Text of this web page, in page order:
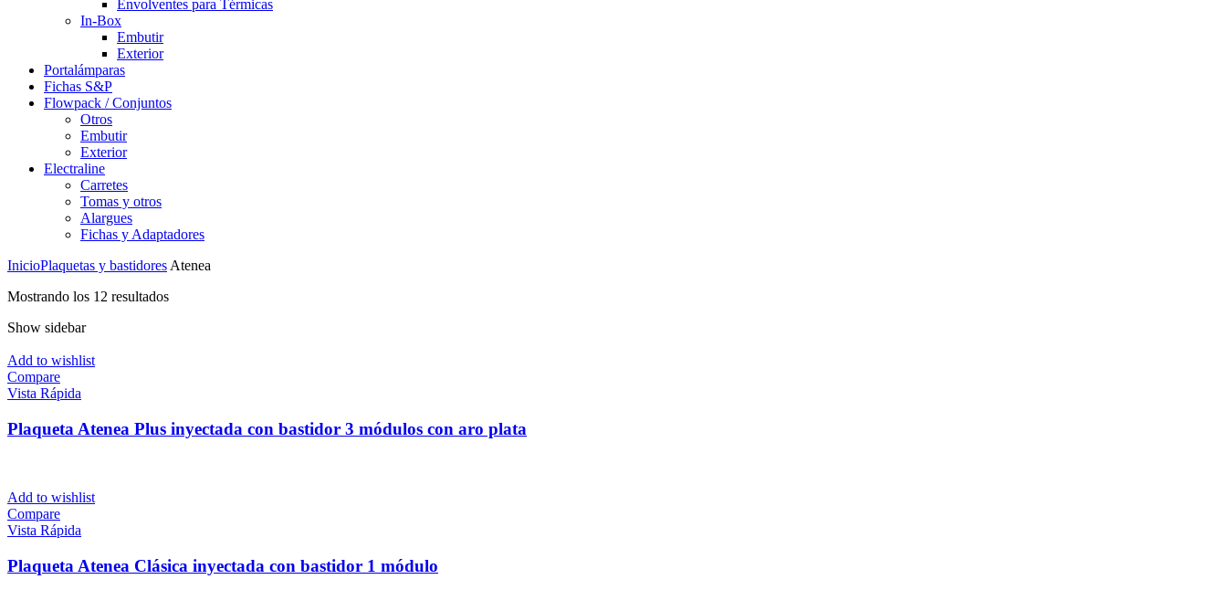
Envolventes para Térmicas
In-Box
Embutir
Exterior
Portalámparas
Fichas S&P
Flowpack / Conjuntos
Otros
Embutir
Exterior
Electraline
Carretes
Tomas y otros
Alargues
Fichas y Adaptadores
InicioPlaquetas y bastidoresAtenea
Mostrando los 12 resultados
Show sidebar
Add to wishlist
Compare
Vista Rápida
Plaqueta Atenea Plus inyectada con bastidor 3 módulos con aro plata
Add to wishlist
Compare
Vista Rápida
Plaqueta Atenea Clásica inyectada con bastidor 1 módulo